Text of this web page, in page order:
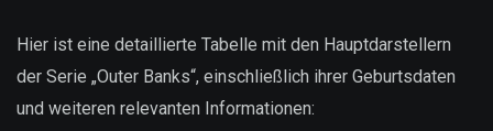
Hier ist eine detaillierte Tabelle mit den Hauptdarstellern
der Serie „Outer Banks“, einschließlich ihrer Geburtsdaten
und weiteren relevanten Informationen: